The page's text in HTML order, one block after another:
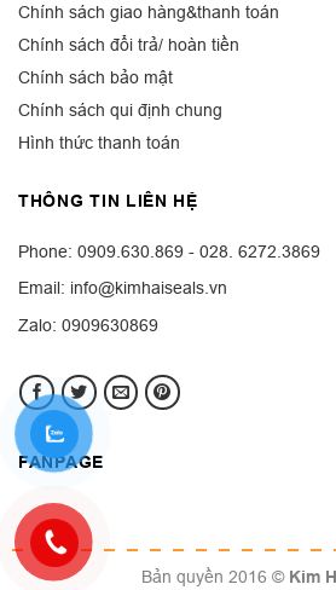
Chính sách giao hàng&thanh toán
Chính sách đổi trả/ hoàn tiền
Chính sách bảo mật
Chính sách qui định chung
Hình thức thanh toán
THÔNG TIN LIÊN HỆ
Phone: 0909.630.869 - 028. 6272.3869
Email: info@kimhaiseals.vn
Zalo: 0909630869
FANPAGE
Bản quyền 2016 © Kim